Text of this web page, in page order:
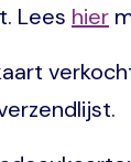
Lees hier